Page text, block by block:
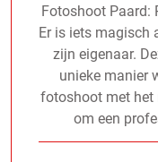
Fotoshoot Paard:
Er is iets magisch
zijn eigenaar.
unieke manier
fotoshoot met het
om een